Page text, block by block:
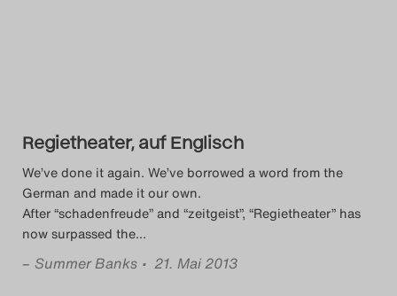
2015
Das Theatertreffen-Blog
2016
Das Theatertreffen-Blog
Regietheater, auf Englisch
We’ve done it again. We’ve borrowed a word from the
German and made it our own.
After “schadenfreude” and “zeitgeist”, “Regietheater” has
now surpassed the…
– Summer Banks • 21. Mai 2013